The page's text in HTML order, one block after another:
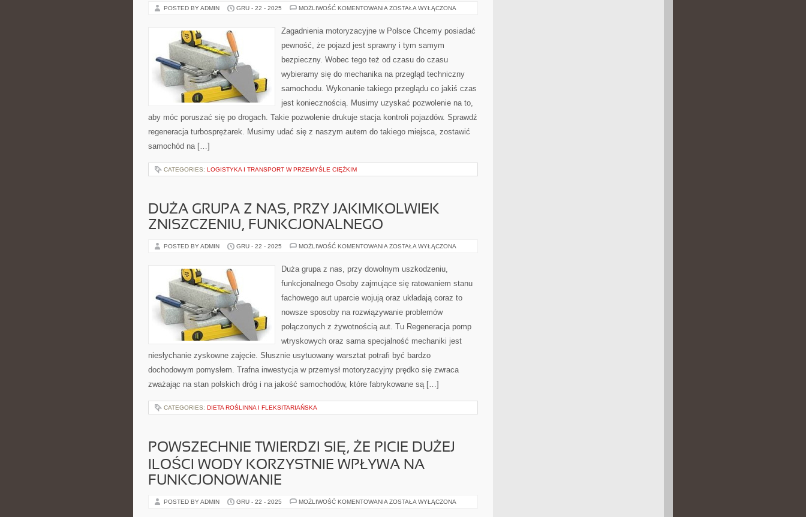
POSTED BY ADMIN GRU - 22 - 2025 MOŻLIWOŚĆ KOMENTOWANIA ZAGADNIENIA
POLSCE
ZOSTAŁA WYŁĄCZONA
Zagadnienia motoryzacyjne w Polsce Chcemy posiadać
pewność, że pojazd jest sprawny i tym samym
bezpieczny. Wobec tego też od czasu do czasu
wybieramy się do mechanika na przegląd techniczny
samochodu. Wykonanie takiego przeglądu co jakiś czas
jest koniecznością. Musimy uzyskać pozwolenie na to,
aby móc poruszać się po drogach. Takie pozwolenie drukuje stacja kontroli pojazdów. Sprawdź
regeneracja turbosprężarek. Musimy udać się z naszym autem do takiego miejsca, zostawić
samochód na […]
CATEGORIES: LOGISTYKA I TRANSPORT W PRZEMYŚLE CIĘŻKIM
DUŻA GRUPA Z NAS, PRZY JAKIMKOLWIEK
ZNISZCZENIU, FUNKCJONALNEGO
POSTED BY ADMIN GRU - 22 - 2025 MOŻLIWOŚĆ KOMENTOWANIA DUŻA
PRZY
ZNISZCZENIU,
ZOSTAŁA WYŁĄCZONA
Duża grupa z nas, przy dowolnym uszkodzeniu,
funkcjonalnego Osoby zajmujące się ratowaniem stanu
fachowego aut uparcie wojują oraz układają coraz to
nowsze sposoby na rozwiązywanie problemów
połączonych z żywotnością aut. Tu Regeneracja pomp
wtryskowych oraz sama specjalność mechaniki jest
niesłychanie zyskowne zajęcie. Słusznie usytuowany warsztat potrafi być bardzo
dochodowym pomysłem. Trafna inwestycja w przemysł motoryzacyjny prędko się zwraca
zważając na stan polskich dróg i na jakość samochodów, które fabrykowane są […]
CATEGORIES: DIETA ROŚLINNA I FLEKSITARIAŃSKA
POWSZECHNIE TWIERDZI SIĘ, ŻE PICIE DUŻEJ
ILOŚCI WODY KORZYSTNIE WPŁYWA NA
FUNKCJONOWANIE
POSTED BY ADMIN GRU - 22 - 2025 MOŻLIWOŚĆ KOMENTOWANIA POWSZECHNIE
ZOSTAŁA WYŁĄCZONA